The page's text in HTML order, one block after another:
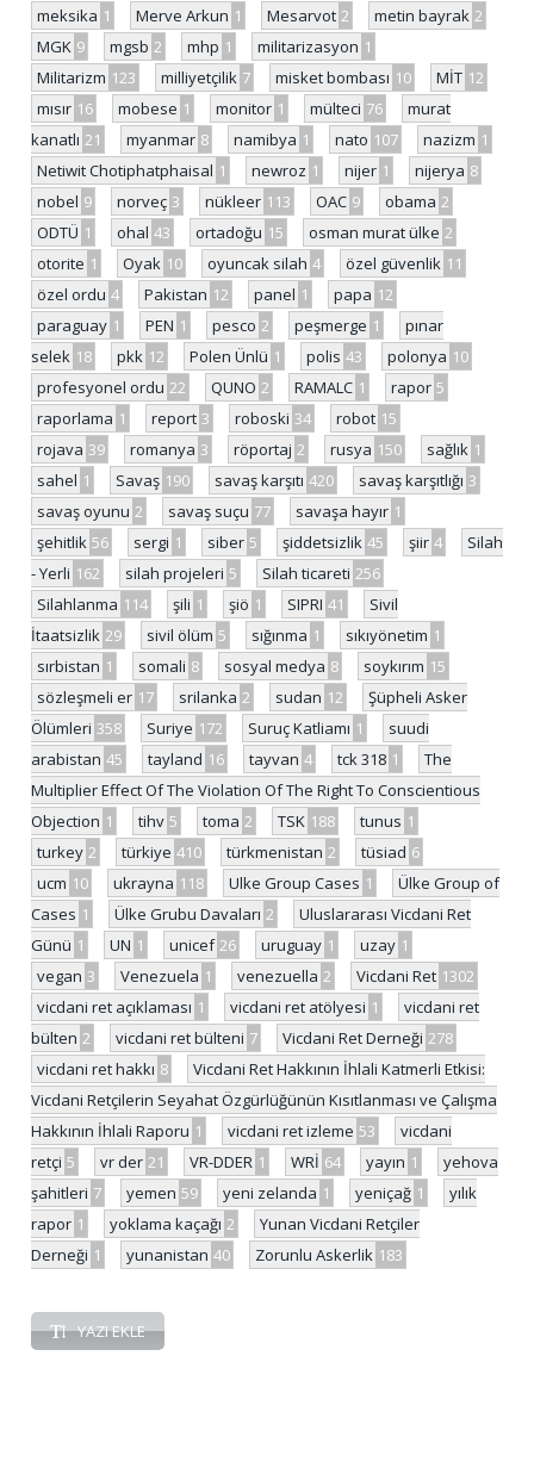
meksika 1 Merve Arkun 1 Mesarvot 2 metin bayrak 2
MGK 9 mgsb 2 mhp 1 militarizasyon 1
Militarizm 123 milliyetçilik 7 misket bombası 10 MİT 12
mısır 16 mobese 1 monitor 1 mülteci 76
murat
kanatlı 21 myanmar 8 namibya 1 nato 107 nazizm 1
Netiwit Chotiphatphaisal 1 newroz 1 nijer 1 nijerya 8
nobel 9 norveç 3 nükleer 113 OAC 9 obama 2
ODTÜ 1 ohal 43 ortadoğu 15 osman murat ülke 2
otorite 1 Oyak 10 oyuncak silah 4 özel güvenlik 11
özel ordu 4 Pakistan 12 panel 1 papa 12
paraguay 1 PEN 1 pesco 2 peşmerge 1
pınar
selek 18 pkk 12 Polen Ünlü 1 polis 43 polonya 10
profesyonel ordu 22 QUNO 2 RAMALC 1 rapor 5
raporlama 1 report 3 roboski 34 robot 15
rojava 39 romanya 3 röportaj 2 rusya 150 sağlık 1
sahel 1 Savaş 190 savaş karşıtı 420 savaş karşıtlığı 3
savaş oyunu 2 savaş suçu 77 savaşa hayır 1
şehitlik 56 sergi 1 siber 5 şiddetsizlik 45 şiir 4
Silah
- Yerli 162 silah projeleri 5 Silah ticareti 256
Silahlanma 114 şili 1 şiö 1 SIPRI 41
Sivil
İtaatsizlik 29 sivil ölüm 5 sığınma 1 sıkıyönetim 1
sırbistan 1 somali 8 sosyal medya 8 soykırım 15
sözleşmeli er 17 srilanka 2 sudan 12
Şüpheli Asker
Ölümleri 358 Suriye 172 Suruç Katliamı 1
suudi
arabistan 45 tayland 16 tayvan 4 tck 318 1
The
Multiplier Effect Of The Violation Of The Right To Conscientious
Objection 1 tihv 5 toma 2 TSK 188 tunus 1
turkey 2 türkiye 410 türkmenistan 2 tüsiad 6
ucm 10 ukrayna 118 Ulke Group Cases 1
Ülke Group of
Cases 1 Ülke Grubu Davaları 2
Uluslararası Vicdani Ret
Günü 1 UN 1 unicef 26 uruguay 1 uzay 1
vegan 3 Venezuela 1 venezuella 2 Vicdani Ret 1302
vicdani ret açıklaması 1 vicdani ret atölyesi 1
vicdani ret
bülten 2 vicdani ret bülteni 7 Vicdani Ret Derneği 278
vicdani ret hakkı 8
Vicdani Ret Hakkının İhlali Katmerli Etkisi:
Vicdani Retçilerin Seyahat Özgürlüğünün Kısıtlanması ve Çalışma
Hakkının İhlali Raporu 1 vicdani ret izleme 53
vicdani
retçi 5 vr der 21 VR-DDER 1 WRİ 64 yayın 1
yehova
şahitleri 7 yemen 59 yeni zelanda 1 yeniçağ 1
yılık
rapor 1 yoklama kaçağı 2
Yunan Vicdani Retçiler
Derneği 1 yunanistan 40 Zorunlu Askerlik 183
YAZI EKLE